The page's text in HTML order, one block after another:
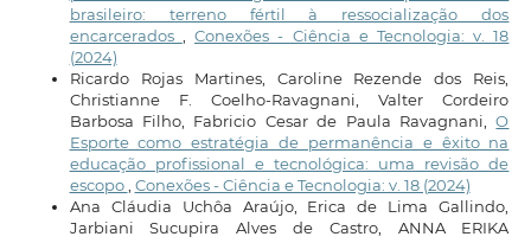
brasileiro: terreno fértil à ressocialização dos
encarcerados ,Conexões - Ciência e Tecnologia: v. 18
(2024)
Ricardo Rojas Martines, Caroline Rezende dos Reis,
Christianne F. Coelho-Ravagnani, Valter Cordeiro
Barbosa Filho, Fabricio Cesar de Paula Ravagnani,O
Esporte como estratégia de permanência e êxito na
educação profissional e tecnológica: uma revisão de
escopo, Conexões - Ciência e Tecnologia: v. 18 (2024)
Ana Cláudia Uchôa Araújo, Erica de Lima Gallindo,
Jarbiani Sucupira Alves de Castro, ANNA ERIKA